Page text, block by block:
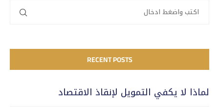
RECENT POSTS
لماذا لا يكفي التمويل لإنقاذ الاقتصاد